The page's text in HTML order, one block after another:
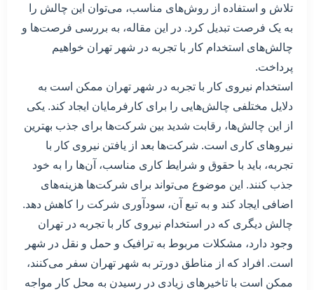
تلاش و استفاده از روش‌های مناسب، می‌توان این چالش را
به یک فرصت تبدیل کرد. در این مقاله، به بررسی فرصت‌ها و
چالش‌های استخدام کار با تجربه در شهر تهران خواهیم
پرداخت.
استخدام نیروی کار با تجربه در شهر تهران ممکن است به
دلایل مختلفی چالش‌هایی را برای کارفرمایان ایجاد کند. یکی
از این چالش‌ها، رقابت شدید بین شرکت‌ها برای جذب بهترین
نیروهای کاری است. شرکت‌ها بعد از یافتن نیروی کار با
تجربه، باید با حقوق و شرایط کاری مناسب، آن‌ها را به خود
جذب کنند. این موضوع می‌تواند برای شرکت‌ها هزینه‌های
اضافی ایجاد کند و به تبع آن، سودآوری شرکت را کاهش دهد.
چالش دیگری که در استخدام نیروی کار با تجربه در تهران
وجود دارد، مشکلات مربوط به ترافیک و حمل و نقل در شهر
است. افراد که از مناطق دورتر به شهر تهران سفر می‌کنند،
ممکن است با تاخیرهای زیادی در رسیدن به محل کار مواجه